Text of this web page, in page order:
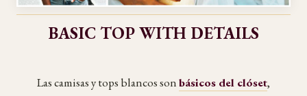
BASIC TOP WITH DETAILS
Las camisas y tops blancos sonbásicos del clóset,